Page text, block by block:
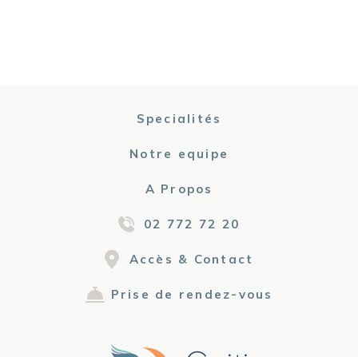
Specialités
Notre equipe
A Propos
02 772 72 20
Accès & Contact
Prise de rendez-vous